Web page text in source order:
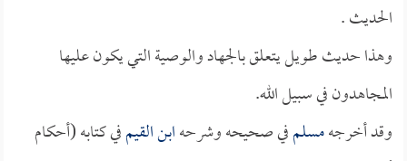
الحديث .
وهذا حديث طويل يتعلق بالجهاد والوصية التي يكون عليها
المجاهدون في سبيل الله.
وقد أخرجهمسلمفي صحيحه وشرحهابن القيمفي كتابه (أحكام